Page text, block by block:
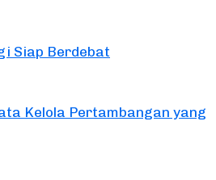
Siap Berdebat
Kelola Pertambangan yang